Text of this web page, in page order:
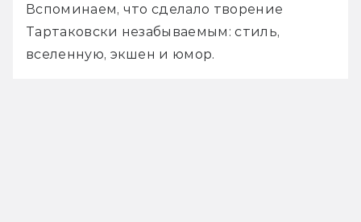
Вспоминаем, что сделало творение
Тартаковски незабываемым: стиль,
вселенную, экшен и юмор.